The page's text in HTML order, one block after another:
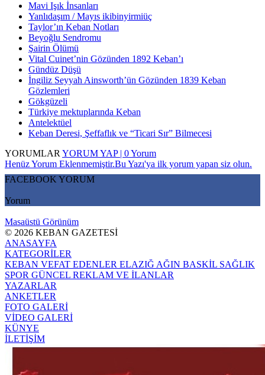
Mavi Işık İnsanları
Yanlıdaşım / Mayıs ikibinyirmiüç
Taylor’ın Keban Notları
Beyoğlu Sendromu
Şairin Ölümü
Vital Cuinet’nin Gözünden 1892 Keban’ı
Gündüz Düşü
İngiliz Seyyah Ainsworth’ün Gözünden 1839 Keban
Gözlemleri
Gökgüzeli
Türkiye mektuplarında Keban
Antelektüel
Keban Deresi, Şeffaflık ve “Ticari Sır” Bilmecesi
YORUMLAR YORUM YAP | 0 Yorum
Henüz Yorum Eklenmemiştir.Bu Yazı'ya ilk yorum yapan siz olun.
FACEBOOK YORUM
Yorum
Masaüstü Görünüm
© 2026 KEBAN GAZETESİ
ANASAYFA
KATEGORİLER
KEBAN VEFAT EDENLER ELAZIĞ AĞIN BASKİL SAĞLIK
SPOR GÜNCEL REKLAM VE İLANLAR
YAZARLAR
ANKETLER
FOTO GALERİ
VİDEO GALERİ
KÜNYE
İLETİŞİM